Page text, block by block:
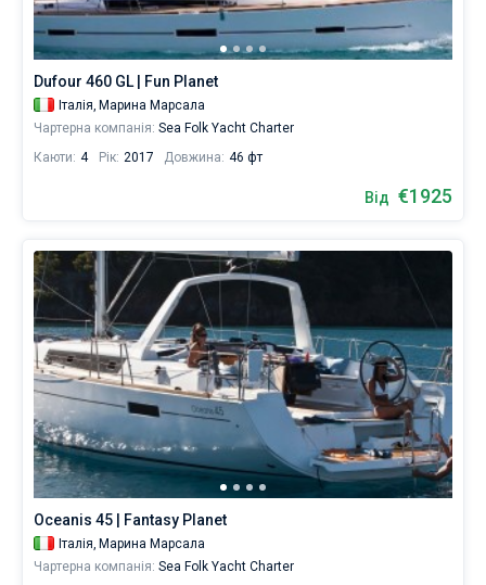
Dufour 460 GL | Fun Planet
Італія, Марина Марсала
Чартерна компанія: Sea Folk Yacht Charter
Каюти: 4 Рік: 2017 Довжина: 46 фт
Від €1925
Oceanis 45 | Fantasy Planet
Італія, Марина Марсала
Чартерна компанія: Sea Folk Yacht Charter